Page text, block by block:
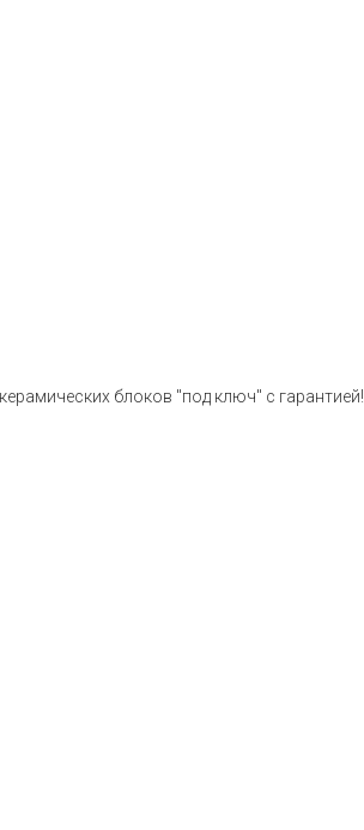
блоков "под ключ" с гарантией!